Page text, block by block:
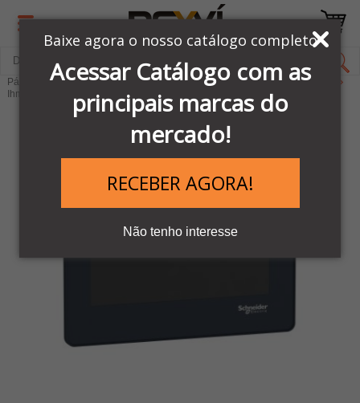
Baixe agora o nosso catálogo completo
Acessar Catálogo com as
principais marcas do
mercado!
RECEBER AGORA!
Não tenho interesse
Página Inicial LINHA AUTOMAÇÃO SCHNEIDER
Ihms & Software
Ihms - Inteface Homem Máquina